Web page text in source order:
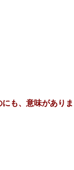
も、意味がありま